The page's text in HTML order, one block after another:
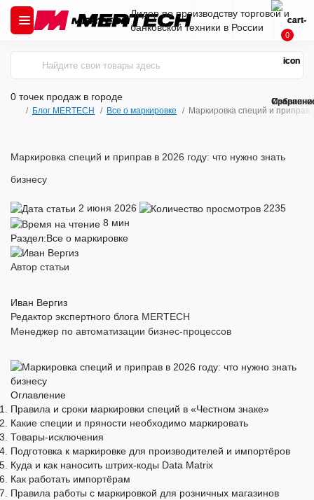
Лидер по производству торговой и
банковской техники в России
0 точек продаж в городе
0
Блог MERTECH Все о маркировке Маркировка специй и приправ
Маркировка специй и приправ в 2026 году: что нужно знать
бизнесу
2 июня 2026
2235
8 мин
Раздел:Все о маркировке
Автор статьи
Иван Вергиз
Редактор экспертного блога MERTECH
Менеджер по автоматизации бизнес-процессов
Оглавление
Правила и сроки маркировки специй в «Честном знаке»
Какие специи и пряности необходимо маркировать
Товары-исключения
Подготовка к маркировке для производителей и импортёров
Куда и как наносить штрих-коды Data Matrix
Как работать импортёрам
Правила работы с маркировкой для розничных магазинов